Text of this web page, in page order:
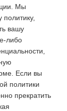
Мы
вашу
либо
Если вы
политики
прекратить